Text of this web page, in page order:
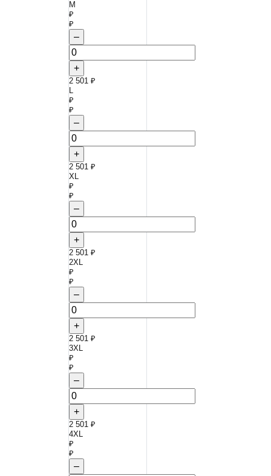
M
₽
₽
–
+
2 501 ₽
L
₽
₽
–
+
2 501 ₽
XL
₽
₽
–
+
2 501 ₽
2XL
₽
₽
–
+
2 501 ₽
3XL
₽
₽
–
+
2 501 ₽
4XL
₽
₽
–